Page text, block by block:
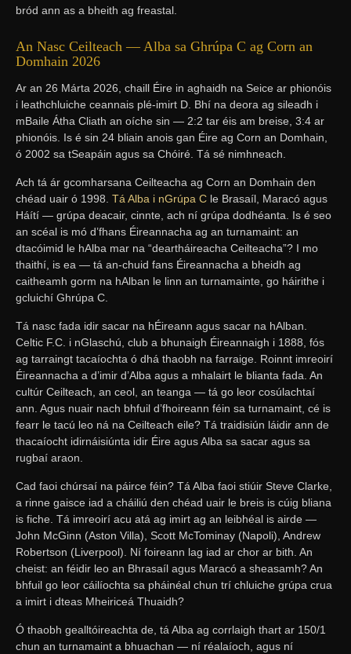
bród ann as a bheith ag freastal.
An Nasc Ceilteach — Alba sa Ghrúpa C ag Corn an
Domhain 2026
Ar an 26 Márta 2026, chaill Éire in aghaidh na Seice ar phionóis
i leathchluiche ceannais plé-imirt D. Bhí na deora ag sileadh i
mBaile Átha Cliath an oíche sin — 2:2 tar éis am breise, 3:4 ar
phionóis. Is é sin 24 bliain anois gan Éire ag Corn an Domhain,
ó 2002 sa tSeapáin agus sa Chóiré. Tá sé nimhneach.
Ach tá ár gcomharsana Ceilteacha ag Corn an Domhain den
chéad uair ó 1998. Tá Alba i nGrúpa C le Brasaíl, Maracó agus
Háítí — grúpa deacair, cinnte, ach ní grúpa dodhéanta. Is é seo
an scéal is mó d’fhans Éireannacha ag an turnamaint: an
dtacóimid le hAlba mar na “deartháireacha Ceilteacha”? I mo
thaithí, is ea — tá an-chuid fans Éireannacha a bheidh ag
caitheamh gorm na hAlban le linn an turnamainte, go háirithe i
gcluichí Ghrúpa C.
Tá nasc fada idir sacar na hÉireann agus sacar na hAlban.
Celtic F.C. i nGlaschú, club a bhunaigh Éireannaigh i 1888, fós
ag tarraingt tacaíochta ó dhá thaobh na farraige. Roinnt imreoirí
Éireannacha a d’imir d’Alba agus a mhalairt le blianta fada. An
cultúr Ceilteach, an ceol, an teanga — tá go leor cosúlachtaí
ann. Agus nuair nach bhfuil d’fhoireann féin sa turnamaint, cé is
fearr le tacú leo ná na Ceilteach eile? Tá traidisiún láidir ann de
thacaíocht idirnáisiúnta idir Éire agus Alba sa sacar agus sa
rugbaí araon.
Cad faoi chúrsaí na páirce féin? Tá Alba faoi stiúir Steve Clarke,
a rinne gaisce iad a cháiliú den chéad uair le breis is cúig bliana
is fiche. Tá imreoirí acu atá ag imirt ag an leibhéal is airde —
John McGinn (Aston Villa), Scott McTominay (Napoli), Andrew
Robertson (Liverpool). Ní foireann lag iad ar chor ar bith. An
cheist: an féidir leo an Bhrasaíl agus Maracó a sheasamh? An
bhfuil go leor cáilíochta sa pháinéal chun trí chluiche grúpa crua
a imirt i dteas Mheiriceá Thuaidh?
Ó thaobh gealltóireachta de, tá Alba ag corrlaigh thart ar 150/1
chun an turnamaint a bhuachan — ní réalaíoch, agus ní